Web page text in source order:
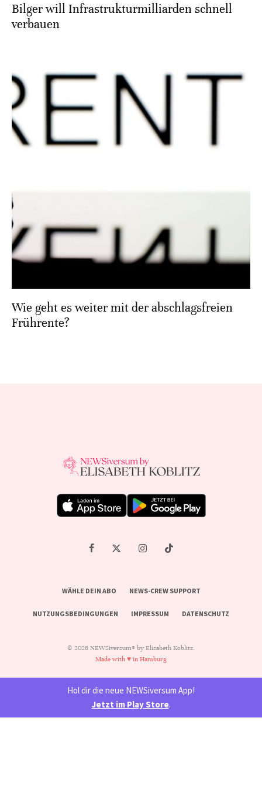
Bilger will Infrastrukturmilliarden schnell
verbauen
Wie geht es weiter mit der abschlagsfreien
Frührente?
WÄHLE DEIN ABO NEWS-CREW SUPPORT
NUTZUNGSBEDINGUNGEN IMPRESSUM DATENSCHUTZ
© 2026 NEWSiversum® by Elisabeth Koblitz.
Made with ♥ in Hamburg
Hol dir die neue NEWSiversum App!
Jetzt im Play Store.